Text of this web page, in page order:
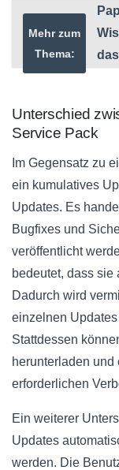
Mehr zum
Thema:
Unterschied
Service Pack
Im Gegensatz zu
ein kumulatives
Updates. Es
Bugfixes und
veröffentlicht
bedeutet, dass
Dadurch wird
einzelnen
Stattdessen
herunterladen
erforderlichen
Ein weiterer
Updates
werden. Die